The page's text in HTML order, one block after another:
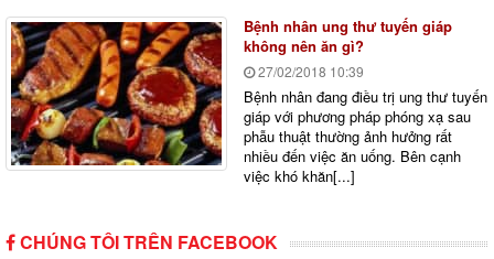
Bệnh nhân ung thư tuyến giáp
không nên ăn gì?
27/02/2018 10:39
Bệnh nhân đang điều trị ung thư tuyến
giáp với phương pháp phóng xạ sau
phẫu thuật thường ảnh hưởng rất
nhiều đến việc ăn uống. Bên cạnh
việc khó khăn[...]
CHÚNG TÔI TRÊN FACEBOOK